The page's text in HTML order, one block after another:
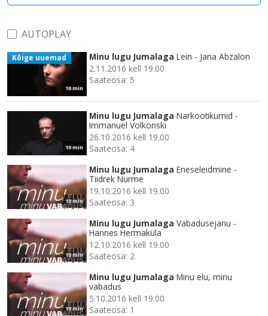
AUTOPLAY
10 min
Kõige uuemad Minu lugu Jumalaga Lein - Jana Abzalon
2.11.2016 kell 19.00
Saateosa: 5
10 min
Minu lugu Jumalaga Narkootikumid -
Immanuel Volkonski
26.10.2016 kell 19.00
Saateosa: 4
10 min
Minu lugu Jumalaga Eneseleidmine -
Tiidrek Nurme
19.10.2016 kell 19.00
Saateosa: 3
10 min
Minu lugu Jumalaga Vabadusejanu -
Hannes Hermaküla
12.10.2016 kell 19.00
Saateosa: 2
10 min
Minu lugu Jumalaga Minu elu, minu
vabadus
5.10.2016 kell 19.00
Saateosa: 1